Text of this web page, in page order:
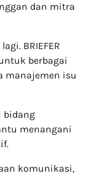
dan mitra
BRIEFER
berbagai
manajemen isu
bidang
menangani
komunikasi,